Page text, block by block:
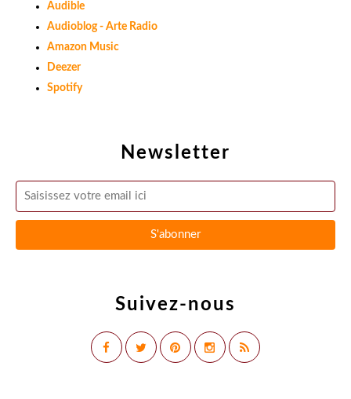
Newsletter
Suivez-nous
Audible
Audioblog - Arte Radio
Amazon Music
Deezer
Spotify